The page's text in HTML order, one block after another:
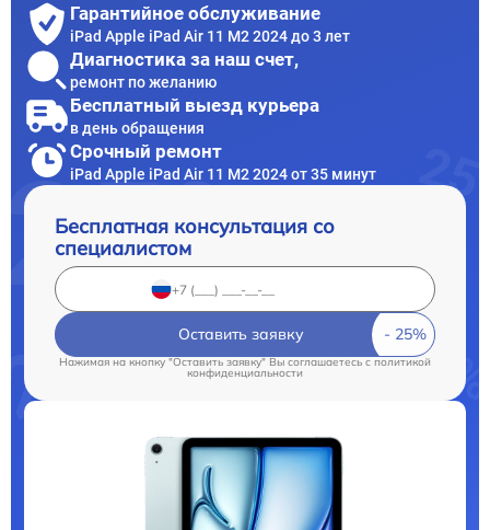
Гарантийное обслуживание
iPad Apple iPad Air 11 M2 2024 до 3 лет
Диагностика за наш счет,
ремонт по желанию
Бесплатный выезд курьера
в день обращения
Срочный ремонт
iPad Apple iPad Air 11 M2 2024 от 35 минут
Бесплатная консультация со
специалистом
Оставить заявку
Нажимая на кнопку "Оставить заявку" Вы соглашаетесь cполитикой
конфиденциальности